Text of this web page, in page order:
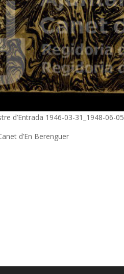
d’Entrada 1946-03-31_1948-06-05
d’En Berenguer